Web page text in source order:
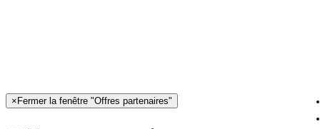
× Fermer la fenêtre "Offres partenaires"